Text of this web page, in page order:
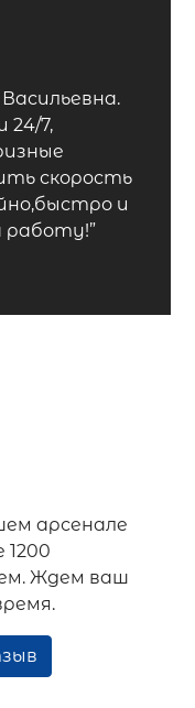
24/7,
скорость
и
работу!”
арсенале
1200
Ждем ваш